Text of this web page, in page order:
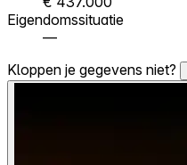
Eigendomssituatie
—
Kloppen je gegevens niet?